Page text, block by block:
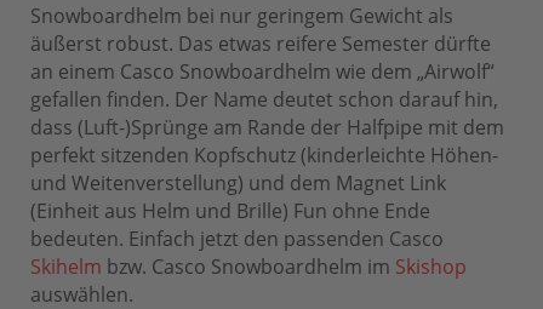
Snowboardhelm bei nur geringem Gewicht als
äußerst robust. Das etwas reifere Semester dürfte
an einem Casco Snowboardhelm wie dem „Airwolf“
gefallen finden. Der Name deutet schon darauf hin,
dass (Luft-)Sprünge am Rande der Halfpipe mit dem
perfekt sitzenden Kopfschutz (kinderleichte Höhen-
und Weitenverstellung) und dem Magnet Link
(Einheit aus Helm und Brille) Fun ohne Ende
bedeuten. Einfach jetzt den passenden Casco
Skihelm bzw. Casco Snowboardhelm im Skishop
auswählen.